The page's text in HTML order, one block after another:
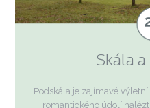
Skála a
Podskála je zajímavé
romantického údolí